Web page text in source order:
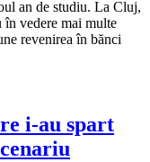
an de studiu. La Cluj,
vedere mai multe
revenirea în bănci
i-au spart